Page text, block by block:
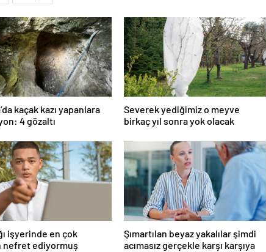
kaçak kazı yapanlara
4 gözaltı
Severek yediğimiz o meyve
birkaç yıl sonra yok olacak
işyerinde en çok
nefret ediyormuş
Şımartılan beyaz yakalılar şimdi
acımasız gerçekle karşı karşıya